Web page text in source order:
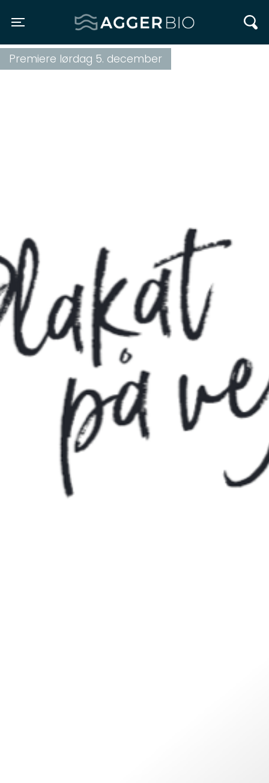
Toggle navigation
Agger BIO
Premiere lørdag 5. december